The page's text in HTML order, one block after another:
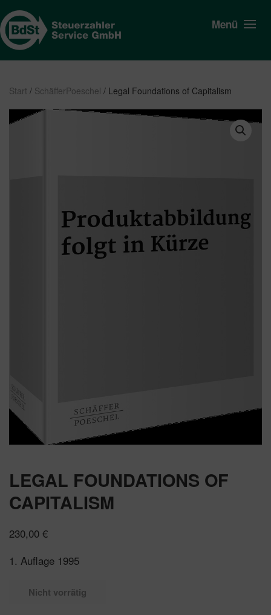
Menü
Start / SchäfferPoeschel / Legal Foundations of Capitalism
LEGAL FOUNDATIONS OF
CAPITALISM
230,00 €
1. Auflage 1995
Nicht vorrätig